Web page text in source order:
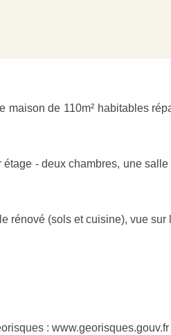
de 110m² habitables
- deux chambres, une
rénové (sols et cuisine), vue sur
: www.georisques.gouv.fr